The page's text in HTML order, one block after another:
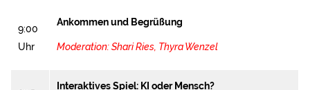
9:00
Uhr
Ankommen und Begrüßung
Moderation:Shari Ries, Thyra Wenzel
Interaktives Spiel: KI oder Mensch?